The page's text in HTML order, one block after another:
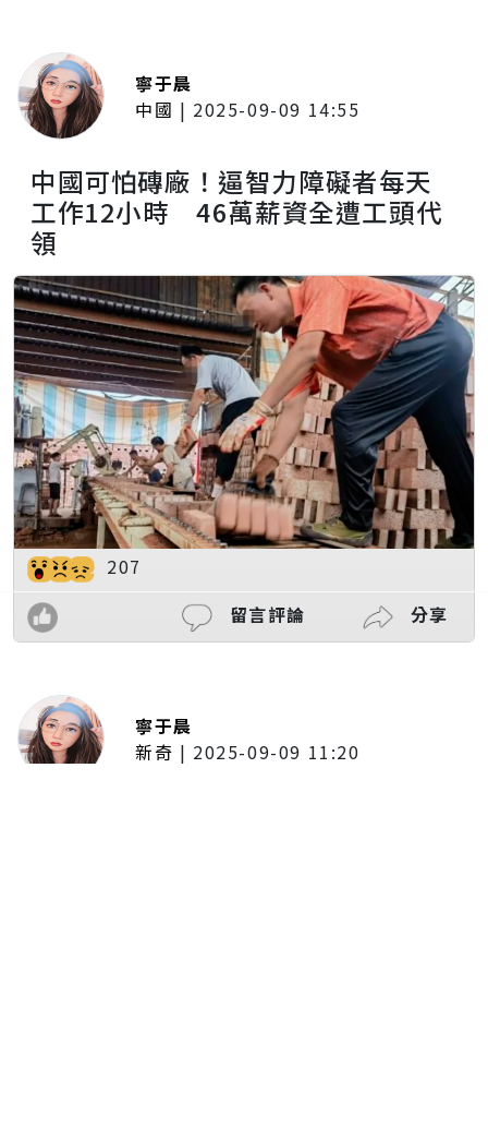
寧于晨
中國 | 2025-09-09 14:55
中國可怕磚廠！逼智力障礙者每天
工作12小時 46萬薪資全遭工頭代
領
207
留言評論
分享
寧于晨
新奇 | 2025-09-09 11:20